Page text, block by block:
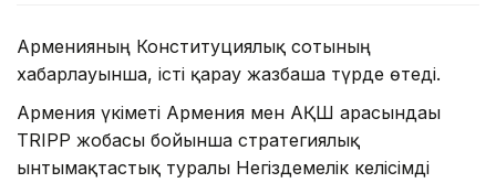
Арменияның Конституциялық сотының
хабарлауынша, істі қарау жазбаша түрде өтеді.
Армения үкіметі Армения мен АҚШ арасындағы
TRIPP жобасы бойынша стратегиялық
ынтымақтастық туралы Негіздемелік келісімді